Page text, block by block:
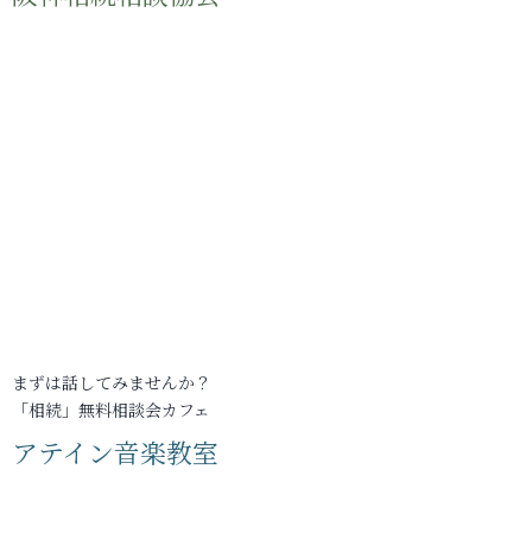
まずは話してみませんか？
「相続」無料相談会カフェ
アテイン音楽教室